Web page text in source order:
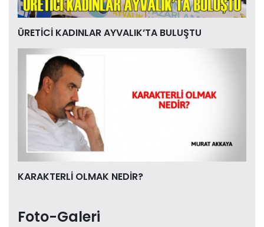
ÜRETİCİ KADINLAR AYVALIK’TA BULUŞTU
KARAKTERLİ OLMAK NEDİR?
Foto-Galeri